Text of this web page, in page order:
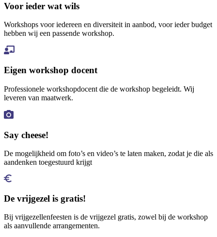
Voor ieder wat wils
Workshops voor iedereen en diversiteit in aanbod, voor ieder budget
hebben wij een passende workshop.
Eigen workshop docent
Professionele workshop­docent die de workshop begeleidt. Wij
leveren van maatwerk.
Say cheese!
De mogelijkheid om foto’s en video’s te laten maken, zodat je die als
aandenken toegestuurd krijgt
De vrijgezel is gratis!
Bij vrijgezellenfeesten is de vrijgezel gratis, zowel bij de workshop
als aanvullende arrangementen.